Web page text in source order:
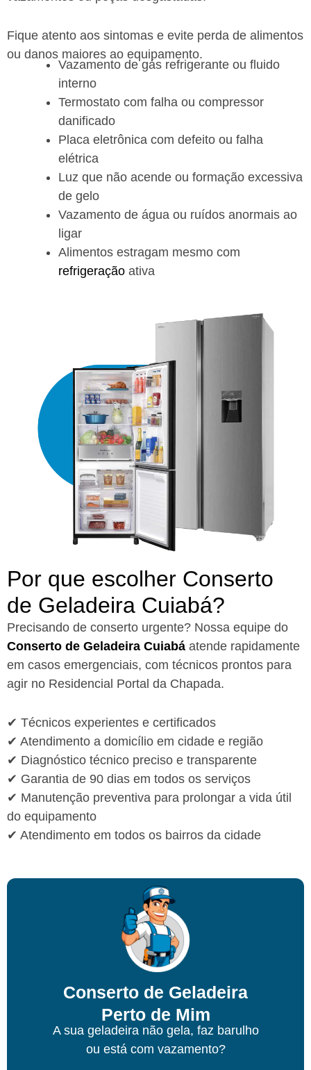
Fique atento aos sintomas e evite perda de alimentos
ou danos maiores ao equipamento.
Vazamento de gás refrigerante ou fluido
interno
Termostato com falha ou compressor
danificado
Placa eletrônica com defeito ou falha
elétrica
Luz que não acende ou formação excessiva
de gelo
Vazamento de água ou ruídos anormais ao
ligar
Alimentos estragam mesmo com
refrigeração ativa
Por que escolher Conserto
de Geladeira Cuiabá?​
Precisando de conserto urgente? Nossa equipe do
Conserto de Geladeira Cuiabá atende rapidamente
em casos emergenciais, com técnicos prontos para
agir no Residencial Portal da Chapada.
✔ Técnicos experientes e certificados
✔ Atendimento a domicílio em cidade e região
✔ Diagnóstico técnico preciso e transparente
✔ Garantia de 90 dias em todos os serviços
✔ Manutenção preventiva para prolongar a vida útil
do equipamento
✔ Atendimento em todos os bairros da cidade
Conserto de Geladeira
Perto de Mim
A sua geladeira não gela, faz barulho
ou está com vazamento?